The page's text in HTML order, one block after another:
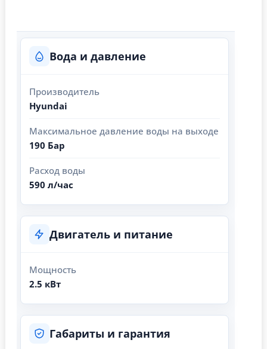
Вода и давление
Производитель
Hyundai
Максимальное давление воды на выходе
190 Бар
Расход воды
590 л/час
Двигатель и питание
Мощность
2.5 кВт
Габариты и гарантия